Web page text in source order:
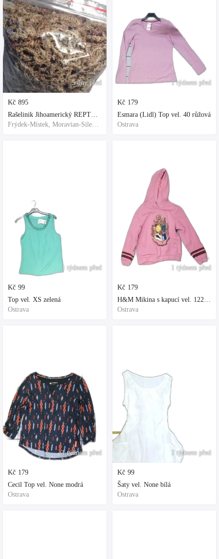
5 dny před
Kč 895
Rašelinik Jihoamerický REPTER - 5 balení - 500g -
Frýdek-Místek, Moravian-Silesian Region,Others
1 týdnem před
Kč 99
Top vel. XS zelená
Ostrava
1 týdnem před
Kč 179
Cecil Top vel. None modrá
Ostrava
1 týdnem před
Kč 179
Esmara (Lidl) Top vel. 40 růžová
Ostrava
1 týdnem před
Kč 179
H&M Mikina s kapucí vel. 122 fialová
Ostrava
1 týdnem před
Kč 99
Šaty vel. None bílá
Ostrava